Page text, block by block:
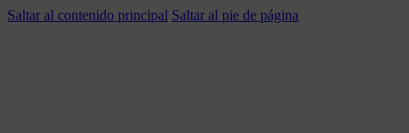
Saltar al contenido principal Saltar al pie de página